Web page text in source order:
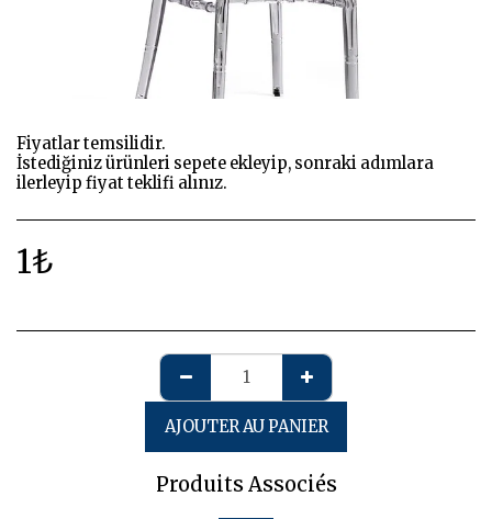
Fiyatlar temsilidir.
İstediğiniz ürünleri sepete ekleyip, sonraki adımlara
ilerleyip fiyat teklifi alınız.
1₺
AJOUTER AU PANIER
Produits Associés